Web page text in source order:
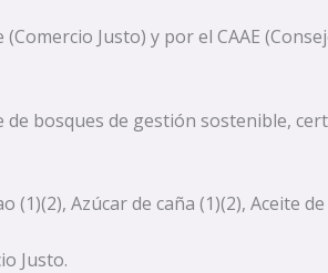
Justo) y por el CAAE
bosques de gestión sostenible,
(1)(2), Azúcar de caña (1)(2), Aceite
Justo.